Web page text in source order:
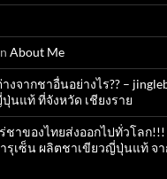
About Me
จากชาอื่นอย่างไร?? –
นแท้ ที่จังหวัด เชียงราย
าของไทยส่งออกไปทั่วโลก!!!
รุเซ็น ผลิตชาเขียวญี่ปุ่นแท้ จ